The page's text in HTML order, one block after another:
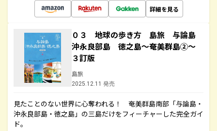
詳細を見る
０３ 地球の歩き方 島旅 与論島
沖永良部島 徳之島～奄美群島②～
３訂版
島旅
2025.12.11 発売
見たことのない世界に心奪われる！ 奄美群島南部「与論島・
沖永良部島・徳之島」の三島だけをフィーチャーした完全ガイ
ド。